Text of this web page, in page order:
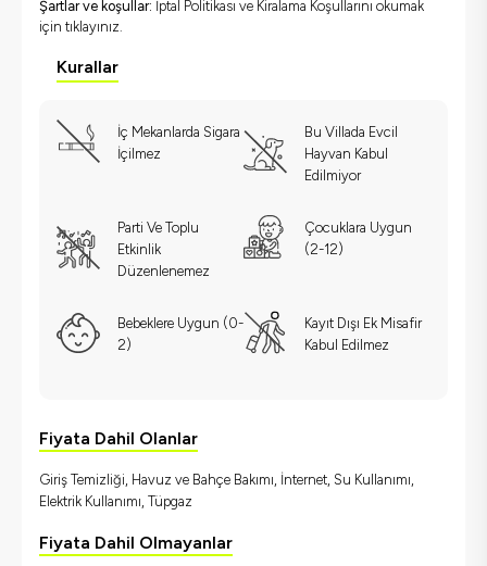
Şartlar ve koşullar: İptal Politikası ve Kiralama Koşullarını okumak
için tıklayınız.
Kurallar
İç Mekanlarda Sigara
İçilmez
Bu Villada Evcil
Hayvan Kabul
Edilmiyor
Parti Ve Toplu
Etkinlik
Düzenlenemez
Çocuklara Uygun
(2-12)
Bebeklere Uygun (0-
2)
Kayıt Dışı Ek Misafir
Kabul Edilmez
Fiyata Dahil Olanlar
Giriş Temizliği, Havuz ve Bahçe Bakımı, İnternet, Su Kullanımı,
Elektrik Kullanımı, Tüpgaz
Fiyata Dahil Olmayanlar